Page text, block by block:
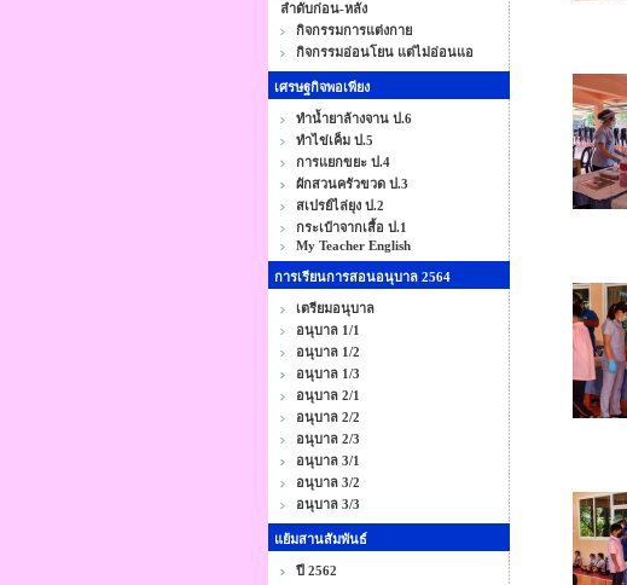
ลำดับก่อน-หลัง
กิจกรรมการแต่งกาย
กิจกรรมอ่อนโยน แต่ไม่อ่อนแอ
เศรษฐกิจพอเพียง
ทำน้ำยาล้างจาน ป.6
ทำไข่เค็ม ป.5
การแยกขยะ ป.4
ผักสวนครัวขวด ป.3
สเปรย์ไล่ยุง ป.2
กระเป๋าจากเสื้อ ป.1
My Teacher English
การเรียนการสอนอนุบาล 2564
เตรียมอนุบาล
อนุบาล 1/1
อนุบาล 1/2
อนุบาล 1/3
อนุบาล 2/1
อนุบาล 2/2
อนุบาล 2/3
อนุบาล 3/1
อนุบาล 3/2
อนุบาล 3/3
แย้มสานสัมพันธ์
ปี 2562